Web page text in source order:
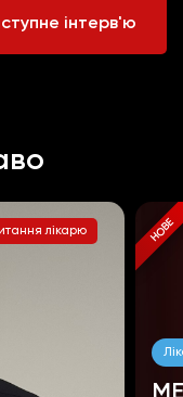
інтерв'ю
лікарю НОВЕ